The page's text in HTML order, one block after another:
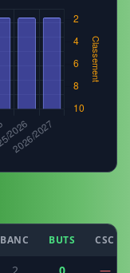
BANC BUTS CSC